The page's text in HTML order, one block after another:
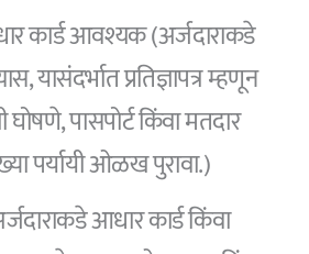
कार्ड आवश्यक (अर्जदाराकडे
यासंदर्भात प्रतिज्ञापत्र म्हणून
पासपोर्ट किंवा मतदार
पर्यायी ओळख पुरावा.)
आधार कार्ड किंवा